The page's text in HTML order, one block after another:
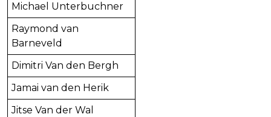
Michael Unterbuchner
Raymond van
Barneveld
Dimitri Van den Bergh
Jamai van den Herik
Jitse Van der Wal